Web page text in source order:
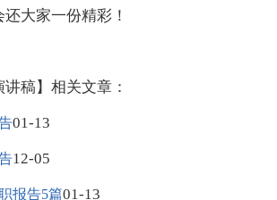
大家一份精彩！
讲稿】相关文章：
01-13
12-05
报告5篇01-13